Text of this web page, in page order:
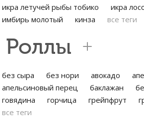
икра летучей рыбы тобико
икра
имбирь молотый
кинза все теги
Роллы
без сыра без нори авокадо
апельсиновый перец
баклажан
говядина
горчица грейпфрут
все теги